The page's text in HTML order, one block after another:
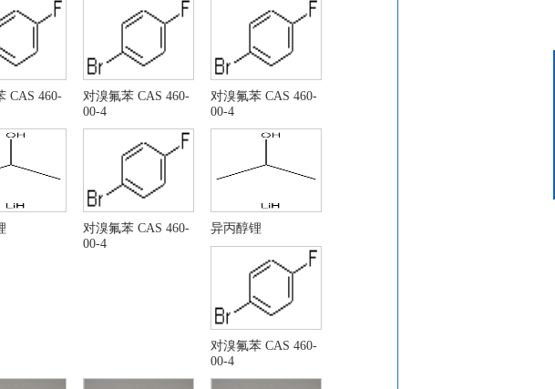
1,4-丁二醇
甲基环己烷
叔丁醇
醋酸乙烯酯
氯甲酸十六烷基酯 CAS NO. 26272-90-2
乙二醇二甲醚
亚硫酸氢钠
CAS 460-
对溴氟苯 CAS 460-
00-4
对溴氟苯 CAS 460-
00-4
对溴氟苯 CAS 460-
00-4
异丙醇锂
对溴氟苯 CAS 460-
00-4